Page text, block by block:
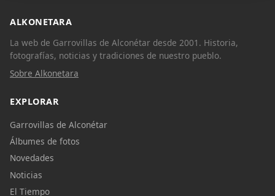
ALKONETARA
La web de Garrovillas de Alconétar desde 2001. Historia,
fotografías, noticias y tradiciones de nuestro pueblo.
Sobre Alkonetara
EXPLORAR
Garrovillas de Alconétar
Álbumes de fotos
Novedades
Noticias
El Tiempo